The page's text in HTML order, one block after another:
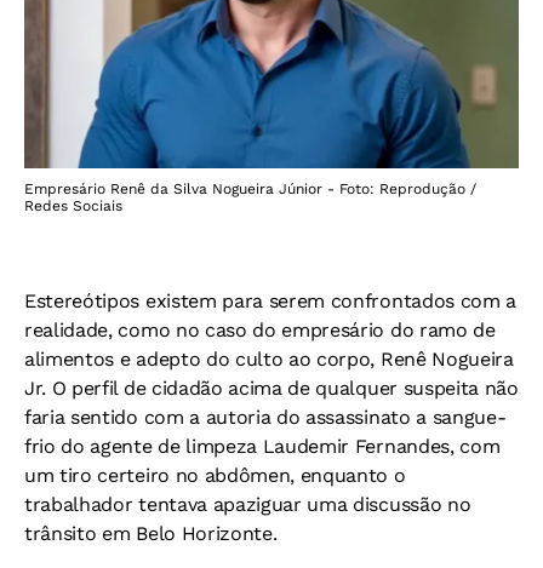
Empresário Renê da Silva Nogueira Júnior - Foto: Reprodução /
Redes Sociais
Estereótipos existem para serem confrontados com a
realidade, como no caso do empresário do ramo de
alimentos e adepto do culto ao corpo, Renê Nogueira
Jr. O perfil de cidadão acima de qualquer suspeita não
faria sentido com a autoria do assassinato a sangue-
frio do agente de limpeza Laudemir Fernandes, com
um tiro certeiro no abdômen, enquanto o
trabalhador tentava apaziguar uma discussão no
trânsito em Belo Horizonte.